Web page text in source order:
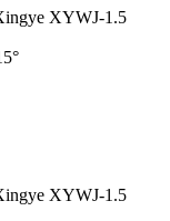
XYWJ-1.5
XYWJ-1.5